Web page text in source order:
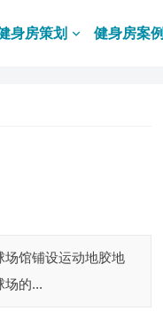
身房策划 健身房案例
场馆铺设运动地胶地
场的...